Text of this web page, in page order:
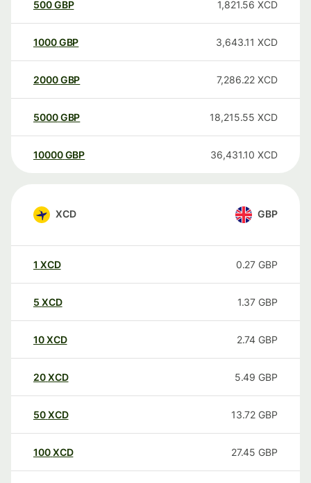
500GBP 1,821.56 XCD
1000GBP 3,643.11 XCD
2000GBP 7,286.22 XCD
5000GBP 18,215.55 XCD
10000 GBP 36,431.10 XCD
XCD GBP
1 XCD 0.27 GBP
5 XCD 1.37 GBP
10XCD 2.74 GBP
20XCD 5.49 GBP
50XCD 13.72 GBP
100XCD 27.45 GBP